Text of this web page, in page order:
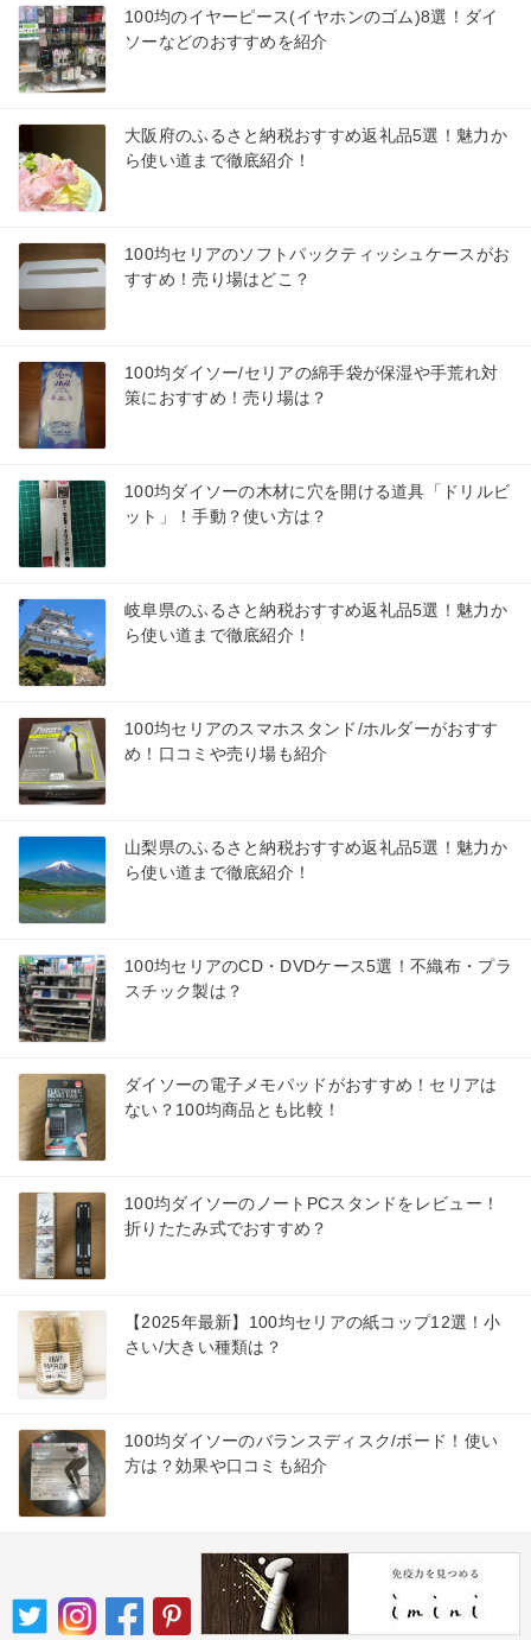
100均のイヤーピース(イヤホンのゴム)8選！ダイ
ソーなどのおすすめを紹介
大阪府のふるさと納税おすすめ返礼品5選！魅力か
ら使い道まで徹底紹介！
100均セリアのソフトパックティッシュケースがお
すすめ！売り場はどこ？
100均ダイソー/セリアの綿手袋が保湿や手荒れ対
策におすすめ！売り場は？
100均ダイソーの木材に穴を開ける道具「ドリルビ
ット」！手動？使い方は？
岐阜県のふるさと納税おすすめ返礼品5選！魅力か
ら使い道まで徹底紹介！
100均セリアのスマホスタンド/ホルダーがおすす
め！口コミや売り場も紹介
山梨県のふるさと納税おすすめ返礼品5選！魅力か
ら使い道まで徹底紹介！
100均セリアのCD・DVDケース5選！不織布・プラ
スチック製は？
ダイソーの電子メモパッドがおすすめ！セリアは
ない？100均商品とも比較！
100均ダイソーのノートPCスタンドをレビュー！
折りたたみ式でおすすめ？
【2025年最新】100均セリアの紙コップ12選！小
さい/大きい種類は？
100均ダイソーのバランスディスク/ボード！使い
方は？効果や口コミも紹介